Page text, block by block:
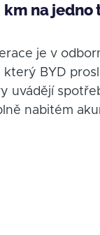
na
je v
BYD
uvádějí
nabitém